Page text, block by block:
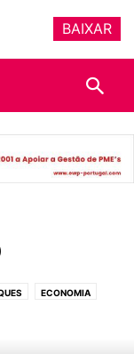
ECONOMIA
BAIXAR